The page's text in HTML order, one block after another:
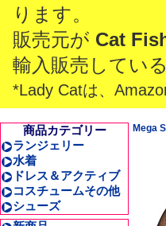
ります。
販売元が Cat
輸入販売してい
*Lady Catは、
商品カテゴリー
ランジェリー
水着
ドレス＆アクティブ
コスチュームその他
シューズ
Mega